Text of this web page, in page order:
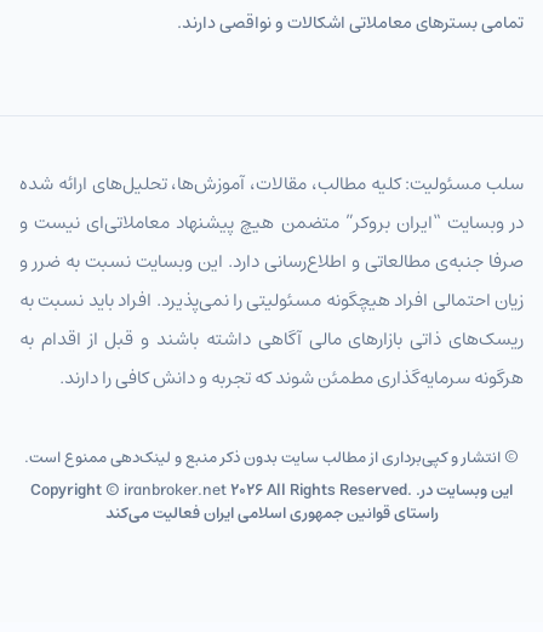
تمامی بسترهای معاملاتی اشکالات و نواقصی دارند.
سلب مسئولیت: کلیه مطالب، مقالات، آموزش‌ها، تحلیل‌های ارائه شده
در وبسایت “ایران بروکر” متضمن هیچ پیشنهاد معاملاتی‌ای نیست و
صرفا جنبه‌ی مطالعاتی و اطلاع‌رسانی دارد. این وبسایت نسبت به ضرر و
زیان احتمالی افراد هیچگونه مسئولیتی را نمی‌پذیرد. افراد باید نسبت به
ریسک‌های ذاتی بازارهای مالی آگاهی داشته باشند و قبل از اقدام به
هرگونه سرمایه‌گذاری مطمئن شوند که تجربه و دانش کافی را دارند.
© انتشار و کپی‌برداری از مطالب سایت بدون ذکر منبع و لینک‌دهی ممنوع است.
Copyright © iranbroker.net2026 All Rights Reserved. .این وبسایت در
راستای قوانین جمهوری اسلامی ایران فعالیت می‌کند